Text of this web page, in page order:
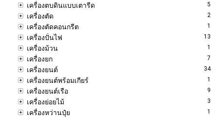
เครื่องตบดินแบบเตารีด 5
เครื่องตัด 2
เครื่องตัดคอนกรีต 1
เครื่องปั่นไฟ 13
เครื่องม้วน 1
เครื่องยก 7
เครื่องยนต์ 34
เครื่องยนต์พร้อมเกียร์ 1
เครื่องยนต์เรือ 9
เครื่องย่อยไม้ 3
เครื่องหว่านปุ๋ย 1